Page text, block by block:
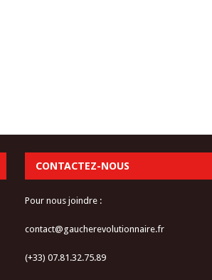
CONTACTEZ-NOUS
Pour nous joindre :
contact@gaucherevolutionnaire.fr
(+33) 07.81.32.75.89